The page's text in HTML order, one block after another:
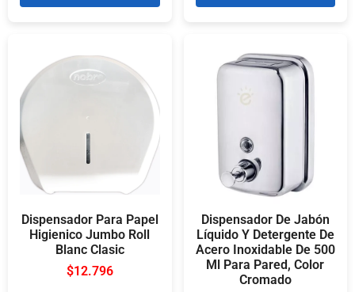
Dispensador Para Papel
Higienico Jumbo Roll
Blanc Clasic
$12.796
Dispensador De Jabón
Líquido Y Detergente De
Acero Inoxidable De 500
Ml Para Pared, Color
Cromado